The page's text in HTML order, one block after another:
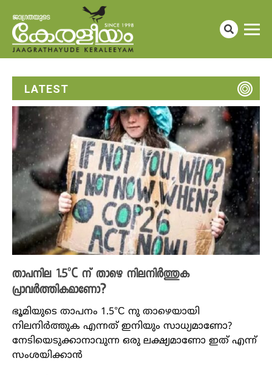
LATEST
താപനില 1.5°C ന് താഴെ നിലനിർത്തുക
പ്രാവർത്തികമാണോ?
ഭൂമിയുടെ താപനം 1.5°C നു താഴെയായി
നിലനിർത്തുക എന്നത് ഇനിയും സാധ്യമാണോ?
നേടിയെടുക്കാനാവുന്ന ഒരു ലക്ഷ്യമാണോ ഇത് എന്ന്
സംശയിക്കാൻ